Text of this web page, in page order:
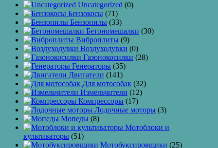
Uncategorized (0)
Бензокосы (71)
Бензопилы (33)
Бетономешалки (30)
Виброплиты (9)
Воздуходувки (0)
Газонокосилки (28)
Генераторы (35)
Двигатели (141)
Для мотособак (32)
Измельчители (12)
Компрессоры (17)
Лодочные моторы (3)
Мопеды (8)
Мотоблоки и
культиваторы (51)
Мотобуксировщики (25)